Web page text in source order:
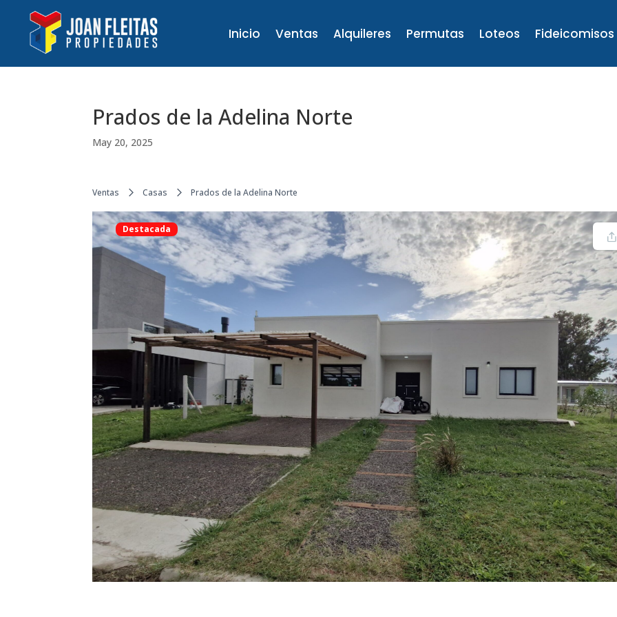
Inicio Ventas Alquileres Permutas Loteos Fideicomisos
Prados de la Adelina Norte
May 20, 2025
Ventas Casas Prados de la Adelina Norte
Destacada